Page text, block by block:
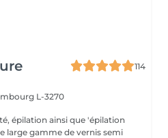
114
L-3270
épilation ainsi que 'épilation
large gamme de vernis semi